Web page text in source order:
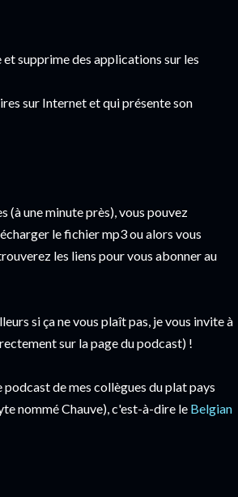
supprime des applications sur les
sur Internet et qui présente son
(à une minute près), vous pouvez
le fichier mp3 ou alors vous
les liens pour vous abonner au
si ça ne vous plaît pas, je vous invite à
sur la page du podcast) !
de mes collègues du plat pays
nommé Chauve), c'est-à-dire le Belgian